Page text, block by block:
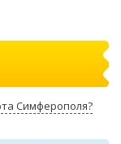
Симферополя?